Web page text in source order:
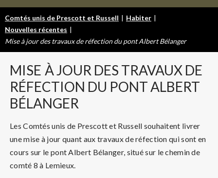
Comtés unis de Prescott et Russell | Habiter |
Nouvelles récentes |
Mise à jour des travaux de réfection du pont Albert Bélanger
MISE À JOUR DES TRAVAUX DE
RÉFECTION DU PONT ALBERT
BÉLANGER
Les Comtés unis de Prescott et Russell souhaitent livrer
une mise à jour quant aux travaux de réfection qui sont en
cours sur le pont Albert Bélanger, situé sur le chemin de
comté 8 à Lemieux.